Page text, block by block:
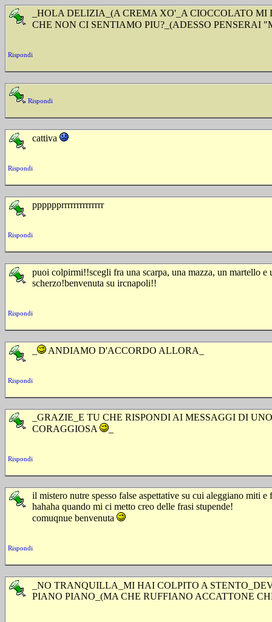
_HOLA DELIZIA_(A CREMA XO'_A CIOCCOLATO
CHE NON CI SENTIAMO PIU?_(ADESSO PENSERAI
Rispondi
Rispondi
cattiva
Rispondi
pppppprrrrrrrrrrrrrr
Rispondi
puoi colpirmi!!scegli fra una scarpa, una mazza, un martello e
scherzo!benvenuta su ircnapoli!!
Rispondi
ANDIAMO D'ACCORDO ALLORA_
Rispondi
_GRAZIE_E TU CHE RISPONDI AI MESSAGGI DI
CORAGGIOSA
Rispondi
il mistero nutre spesso false aspettative su cui aleggiano miti e
hahaha quando mi ci metto creo delle frasi stupende!
comuqnue benvenuta
Rispondi
_NO TRANQUILLA_MI HAI COLPITO A
PIANO PIANO_(MA CHE RUFFIANO ACCATTONE